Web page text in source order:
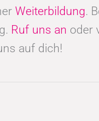
Weiterbildung.
Ruf uns an oder
auf dich!